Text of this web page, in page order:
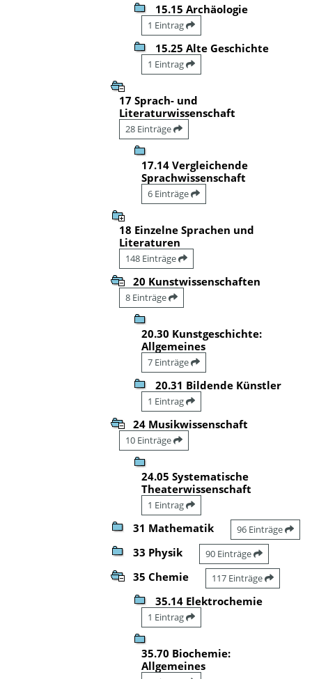
15.15 Archäologie
1 Eintrag
15.25 Alte Geschichte
1 Eintrag
17 Sprach- und
Literaturwissenschaft
28 Einträge
17.14 Vergleichende
Sprachwissenschaft
6 Einträge
18 Einzelne Sprachen und
Literaturen
148 Einträge
20 Kunstwissenschaften
8 Einträge
20.30 Kunstgeschichte:
Allgemeines
7 Einträge
20.31 Bildende Künstler
1 Eintrag
24 Musikwissenschaft
10 Einträge
24.05 Systematische
Theaterwissenschaft
1 Eintrag
31 Mathematik 96 Einträge
33 Physik 90 Einträge
35 Chemie 117 Einträge
35.14 Elektrochemie
1 Eintrag
35.70 Biochemie:
Allgemeines